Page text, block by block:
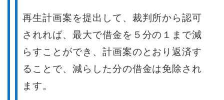
再生計画案を提出して、裁判所から認可
されれば、最大で借金を５分の１まで減
らすことができ、計画案のとおり返済す
ることで、減らした分の借金は免除され
ます。